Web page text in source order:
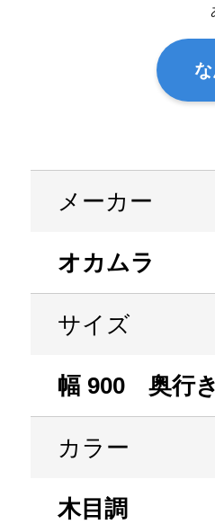
メーカー
オカムラ
サイズ
幅 900 奥行
カラー
木目調